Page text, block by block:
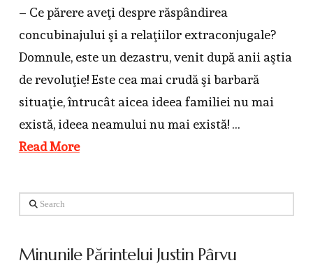
– Ce părere aveţi despre răspândirea
concubinajului şi a relaţiilor extraconjugale?
Domnule, este un dezastru, venit după anii aştia
de revoluţie! Este cea mai crudă şi barbară
situaţie, întrucât aicea ideea familiei nu mai
există, ideea neamului nu mai există! …
Read More
Search
Minunile Părintelui Justin Pârvu